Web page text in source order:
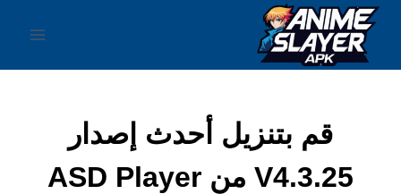
التجاوز
المحتوى
قم بتنزيل أحدث إصدار
V4.3.25 من ASD Player